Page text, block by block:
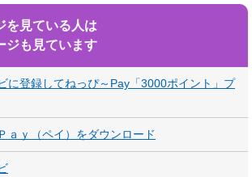
を見ている人は
ジも見ています
に登録してねっぴ～Pay「3000ポイント」プ
ａｙ（ペイ）をダウンロード